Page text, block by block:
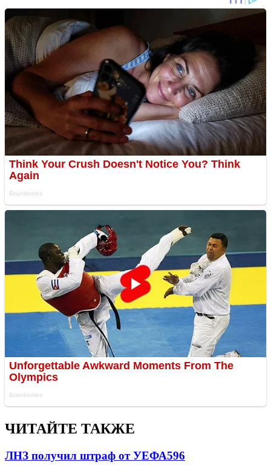
ЧИТАЙТЕ ТАКЖЕ
ЛНЗ получил штраф от УЕФА596